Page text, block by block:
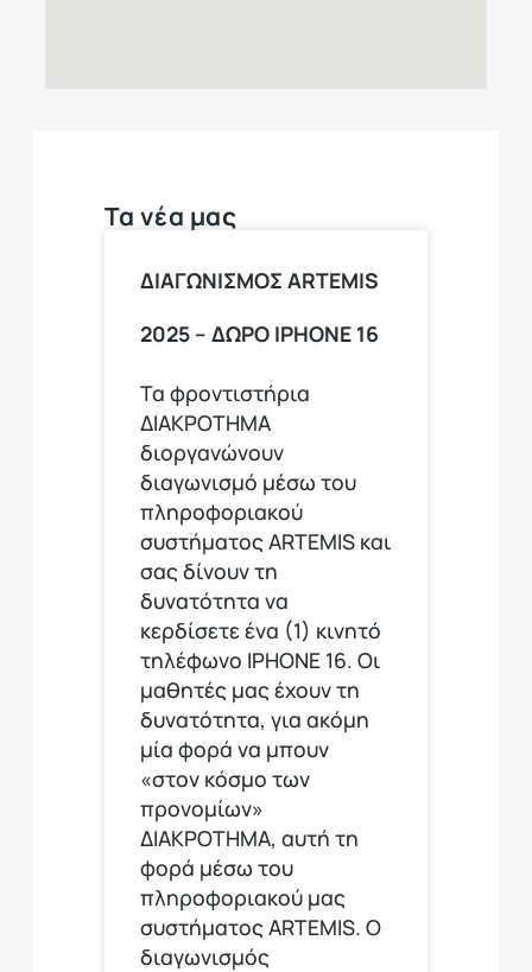
Τα νέα μας
ΔΙΑΓΩΝΙΣΜΟΣ ARTEMIS
2025 – ΔΩΡΟ ΙPHONE 16
Τα φροντιστήρια
ΔΙΑΚΡΟΤΗΜΑ
διοργανώνουν
διαγωνισμό μέσω του
πληροφοριακού
συστήματος ARTEMIS και
σας δίνουν τη
δυνατότητα να
κερδίσετε ένα (1) κινητό
τηλέφωνο ΙΡΗΟΝΕ 16. Οι
μαθητές μας έχουν τη
δυνατότητα, για ακόμη
μία φορά να μπουν
«στον κόσμο των
προνομίων»
ΔΙΑΚΡΟΤΗΜΑ, αυτή τη
φορά μέσω του
πληροφοριακού μας
συστήματος ARTEMIS. Ο
διαγωνισμός